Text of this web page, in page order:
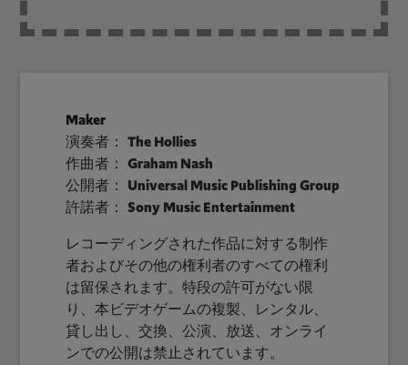
Maker
演奏者： The Hollies
作曲者： Graham Nash
公開者： Universal Music Publishing Group
許諾者： Sony Music Entertainment
レコーディングされた作品に対する制作
者およびその他の権利者のすべての権利
は留保されます。特段の許可がない限
り、本ビデオゲームの複製、レンタル、
貸し出し、交換、公演、放送、オンライ
ンでの公開は禁止されています。